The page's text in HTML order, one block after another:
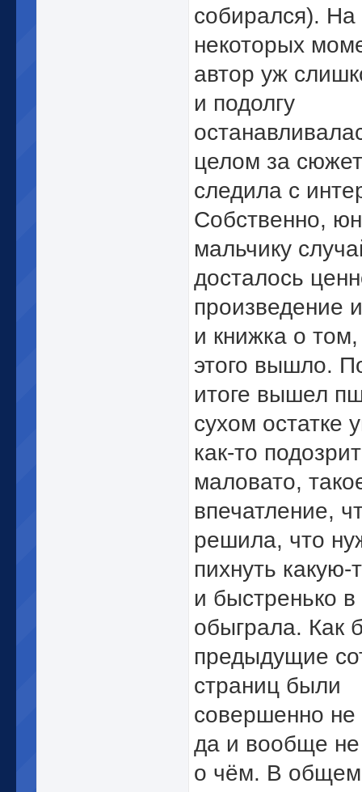
собирался). На
некоторых
автор уж
и подолгу
целом за
следила с
Собственно,
мальчику
досталось
произведение
и книжка о том,
этого вышло.
итоге вышел
сухом остатке
как-то
маловато,
впечатление,
решила, что
пихнуть
и быстренько
обыграла. Как
предыдущие
страниц были
совершенно не
да и вообще не
о чём. В